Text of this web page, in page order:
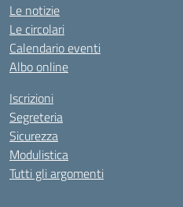
Le notizie
Le circolari
Calendario eventi
Albo online
Iscrizioni
Segreteria
Sicurezza
Modulistica
Tutti gli argomenti